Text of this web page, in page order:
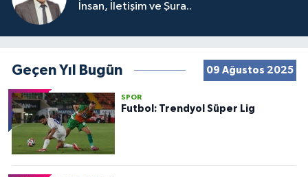
İnsan, İletişim ve Şura..
Geçen Yıl Bugün 09 Ağustos 2025
SPOR
Futbol: Trendyol Süper Lig